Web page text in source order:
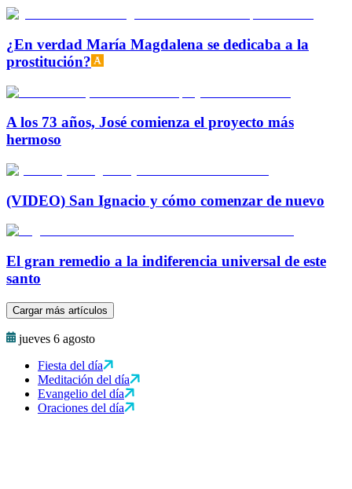
¿En verdad María Magdalena se dedicaba a la
prostitución?
A los 73 años, José comienza el proyecto más
hermoso
(VIDEO) San Ignacio y cómo comenzar de nuevo
El gran remedio a la indiferencia universal de este
santo
Cargar más artículos
jueves 6 agosto
Fiesta del día
Meditación del día
Evangelio del día
Oraciones del día